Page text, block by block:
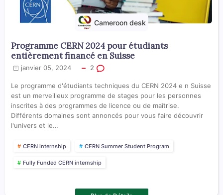
Programme CERN 2024 pour étudiants
entièrement financé en Suisse
janvier 05, 2024 2
Le programme d'étudiants techniques du CERN 2024 e n Suisse
est un merveilleux programme de stages pour les personnes
inscrites à des programmes de licence ou de maîtrise.
Différents domaines sont annoncés pour vous faire découvrir
l'univers et le…
CERN internship CERN Summer Student Program
Fully Funded CERN internship
Cameroon desk